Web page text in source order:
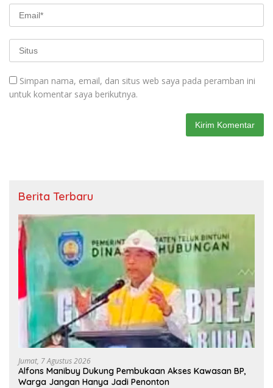
Simpan nama, email, dan situs web saya pada peramban ini
untuk komentar saya berikutnya.
Berita Terbaru
Jumat, 7 Agustus 2026
Alfons Manibuy Dukung Pembukaan Akses Kawasan BP,
Warga Jangan Hanya Jadi Penonton